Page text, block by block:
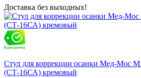
Доставка без выходных!
Стул для коррекции осанки Мед-Мос
(СТ-16СА) кремовый